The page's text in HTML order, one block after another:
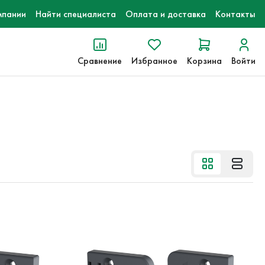
Найти специалиста Оплата и доставка Контакты
Сравнение Избранное Корзина Войти